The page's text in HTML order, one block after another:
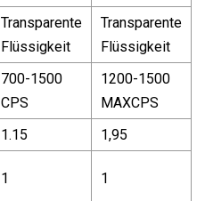
Transparente
Flüssigkeit
Transparente
Flüssigkeit
700-1500
CPS
1200-1500
MAXCPS
1.15
1,95
1 1